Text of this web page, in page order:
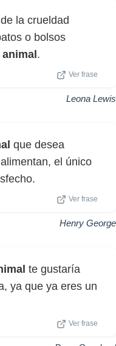
la crueldad
o bolsos
animal .
Ver frase
Leona Lewis
que desea
el único
Ver frase
Henry George
te gustaría
ya que ya eres un
Ver frase